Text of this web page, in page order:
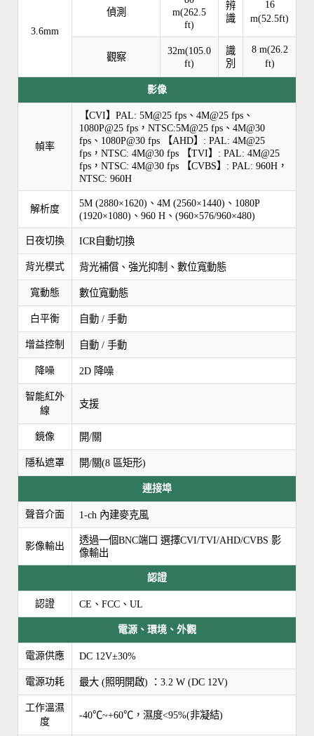
3.6mm
偵測
m(262.5
ft)
辨
識
16
m(52.5ft)
觀察
32m(105.0
ft)
識
別
8 m(26.2
ft)
影像
幀率
【CVI】PAL: 5M@25 fps、4M@25 fps、
1080P@25 fps，NTSC:5M@25 fps、4M@30
fps、1080P@30 fps 【AHD】: PAL: 4M@25
fps，NTSC: 4M@30 fps 【TVI】: PAL: 4M@25
fps，NTSC: 4M@30 fps 【CVBS】: PAL: 960H，
NTSC: 960H
解析度
5M (2880×1620)、4M (2560×1440)、1080P
(1920×1080)、960 H、(960×576/960×480)
日夜切換 ICR自動切換
背光模式 背光補償、強光抑制、數位寬動態
寬動態 數位寬動態
白平衡 自動 / 手動
增益控制 自動 / 手動
降噪 2D 降噪
智能紅外
線
支援
鏡像 開/關
隱私遮罩 開/關(8 區矩形)
連接埠
聲音介面 1-ch 內建麥克風
影像輸出
透過一個BNC端口 選擇CVI/TVI/AHD/CVBS 影
像輸出
認證
認證 CE、FCC、UL
電源、環境、外觀
電源供應 DC 12V±30%
電源功耗 最大 (照明開啟) ：3.2 W (DC 12V)
工作溫濕
度
-40℃~+60℃，濕度<95%(非凝結)